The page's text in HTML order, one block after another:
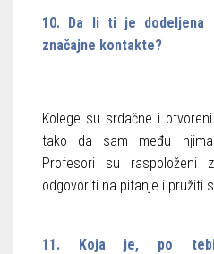
10. Da li ti je dodeljena
značajne kontakte?
Kolege su srdačne i
tako da sam među njima
Profesori su raspoloženi
odgovoriti na pitanje i pružiti
11. Koja je, po